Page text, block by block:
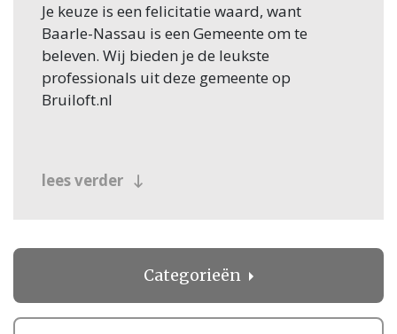
Je keuze is een felicitatie waard, want
Baarle-Nassau is een Gemeente om te
beleven. Wij bieden je de leukste
professionals uit deze gemeente op
Bruiloft.nl
lees verder
Categorieën